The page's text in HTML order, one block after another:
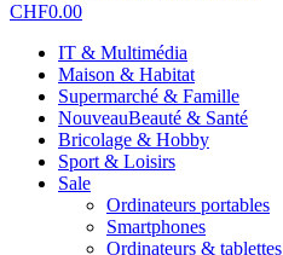
CHF0.00
IT & Multimédia
Maison & Habitat
Supermarché & Famille
NouveauBeauté & Santé
Bricolage & Hobby
Sport & Loisirs
Sale
Ordinateurs portables
Smartphones
Ordinateurs & tablettes